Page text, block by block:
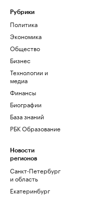
Рубрики
Политика
Экономика
Общество
Бизнес
Технологии и
медиа
Финансы
Биографии
База знаний
РБК Образование
Новости
регионов
Санкт-Петербург
и область
Екатеринбург